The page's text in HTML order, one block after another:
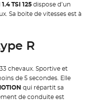
TSI 125 dispose d’un
Sa boite de vitesses est à
R
chevaux. Sportive et
de 5 secondes. Elle
qui répartit sa
de conduite est